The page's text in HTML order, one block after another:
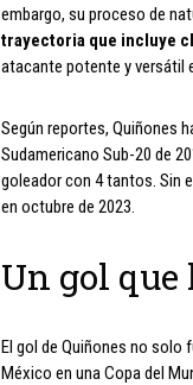
embargo, su proceso de
trayectoria que incluye
atacante potente y versátil
Según reportes, Quiñones
Sudamericano Sub-20 de
goleador con 4 tantos. Sin
en octubre de 2023.
Un gol
El gol de Quiñones no solo
México en una Copa del